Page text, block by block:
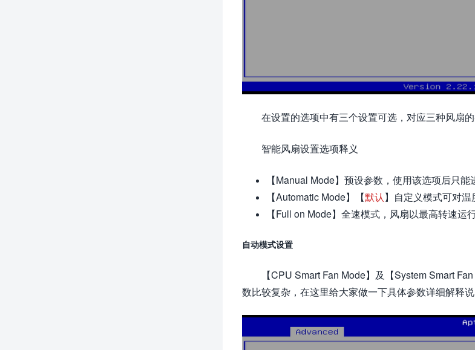
在设置的选项中有三个设置可选，对应三种风扇
智能风扇设置选项释义
【Manual Mode】预设参数，使用该选项后只
【Automatic Mode】【默认 】自定义模式可对温
【Full on Mode】全速模式，风扇以最高转速运行
自动模式设置
【CPU Smart Fan Mode】及【System Smart
数比较复杂，在这里给大家做一下具体参数详细解释